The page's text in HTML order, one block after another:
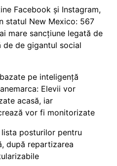
Facebook și Instagram,
statul New Mexico: 567
mare sancțiune legată de
de gigantul social
pe inteligență
Elevii vor
acasă, iar
vor fi monitorizate
posturilor pentru
după repartizarea